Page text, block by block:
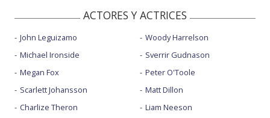
ACTORES Y ACTRICES
John Leguizamo
Michael Ironside
Megan Fox
Scarlett Johansson
Charlize Theron
Woody Harrelson
Sverrir Gudnason
Peter O'Toole
Matt Dillon
Liam Neeson